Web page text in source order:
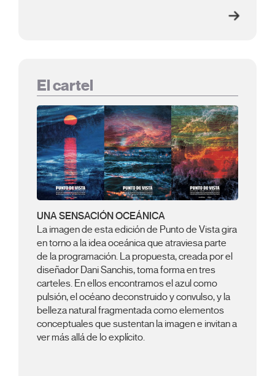
El cartel
UNA SENSACIÓN OCEÁNICA
La imagen de esta edición de Punto de Vista gira
en torno a la idea oceánica que atraviesa parte
de la programación. La propuesta, creada por el
diseñador Dani Sanchis, toma forma en tres
carteles. En ellos encontramos el azul como
pulsión, el océano deconstruido y convulso, y la
belleza natural fragmentada como elementos
conceptuales que sustentan la imagen e invitan a
ver más allá de lo explícito.